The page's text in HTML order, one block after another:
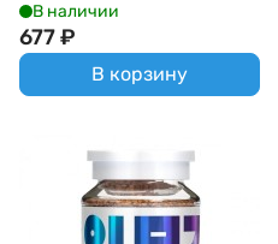
В наличии
677₽
В корзину